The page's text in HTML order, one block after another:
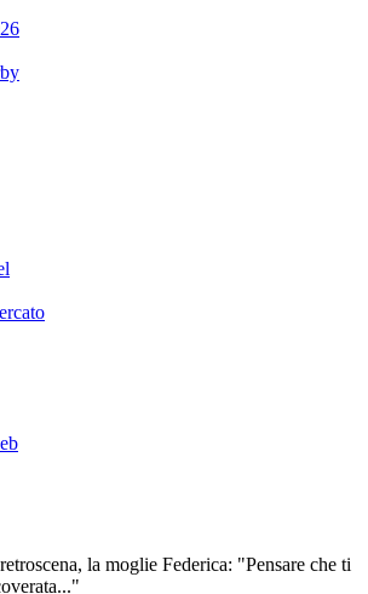
la moglie Federica: "Pensare che ti